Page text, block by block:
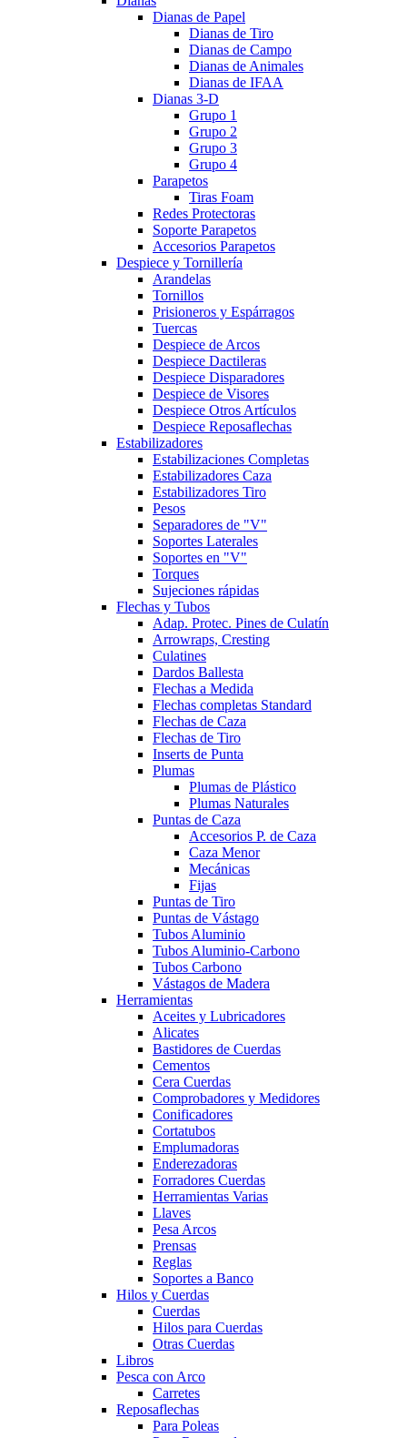
Dianas de Papel
Dianas de Tiro
Dianas de Campo
Dianas de Animales
Dianas de IFAA
Dianas 3-D
Grupo 1
Grupo 2
Grupo 3
Grupo 4
Parapetos
Tiras Foam
Redes Protectoras
Soporte Parapetos
Accesorios Parapetos
Despiece y Tornillería
Arandelas
Tornillos
Prisioneros y Espárragos
Tuercas
Despiece de Arcos
Despiece Dactileras
Despiece Disparadores
Despiece de Visores
Despiece Otros Artículos
Despiece Reposaflechas
Estabilizadores
Estabilizaciones Completas
Estabilizadores Caza
Estabilizadores Tiro
Pesos
Separadores de "V"
Soportes Laterales
Soportes en "V"
Torques
Sujeciones rápidas
Flechas y Tubos
Adap. Protec. Pines de Culatín
Arrowraps, Cresting
Culatines
Dardos Ballesta
Flechas a Medida
Flechas completas Standard
Flechas de Caza
Flechas de Tiro
Inserts de Punta
Plumas
Plumas de Plástico
Plumas Naturales
Puntas de Caza
Accesorios P. de Caza
Caza Menor
Mecánicas
Fijas
Puntas de Tiro
Puntas de Vástago
Tubos Aluminio
Tubos Aluminio-Carbono
Tubos Carbono
Vástagos de Madera
Herramientas
Aceites y Lubricadores
Alicates
Bastidores de Cuerdas
Cementos
Cera Cuerdas
Comprobadores y Medidores
Conificadores
Cortatubos
Emplumadoras
Enderezadoras
Forradores Cuerdas
Herramientas Varias
Llaves
Pesa Arcos
Prensas
Reglas
Soportes a Banco
Hilos y Cuerdas
Cuerdas
Hilos para Cuerdas
Otras Cuerdas
Libros
Pesca con Arco
Carretes
Reposaflechas
Para Poleas